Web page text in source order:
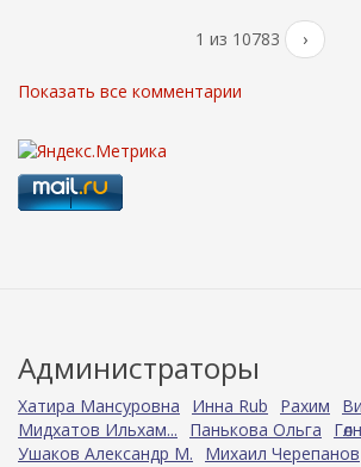
1 из 10783 ›
Показать все комментарии
Администраторы
Хатира Мансуровна Инна Rub Рахим
Мидхатов Ильхам...
Панькова Ольга
Ушаков Александр М.
Михаил Черепанов